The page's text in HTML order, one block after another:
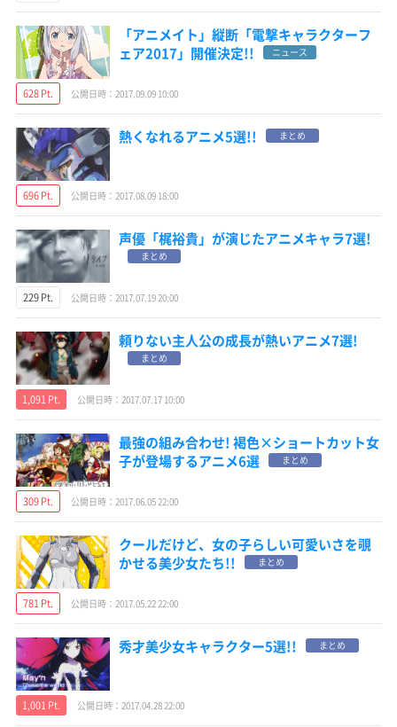
「アニメイト」縦断「電撃キャラクターフ
ェア2017」開催決定!!
ニュース
628 Pt. 公開日時：2017.09.09 10:00
熱くなれるアニメ5選!! まとめ
696 Pt. 公開日時：2017.08.09 18:00
声優「梶裕貴」が演じたアニメキャラ7選!
まとめ
229 Pt. 公開日時：2017.07.19 20:00
頼りない主人公の成長が熱いアニメ7選!
まとめ
1,091 Pt. 公開日時：2017.07.17 10:00
最強の組み合わせ! 褐色×ショートカット女
子が登場するアニメ6選
まとめ
309 Pt. 公開日時：2017.06.05 22:00
クールだけど、女の子らしい可愛いさを覗
かせる美少女たち!!
まとめ
781 Pt. 公開日時：2017.05.22 22:00
秀才美少女キャラクター5選!! まとめ
1,001 Pt. 公開日時：2017.04.28 22:00